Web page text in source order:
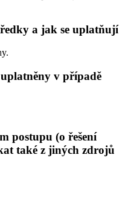
a jak se uplatňují
v případě
postupu (o řešení
také z jiných zdrojů